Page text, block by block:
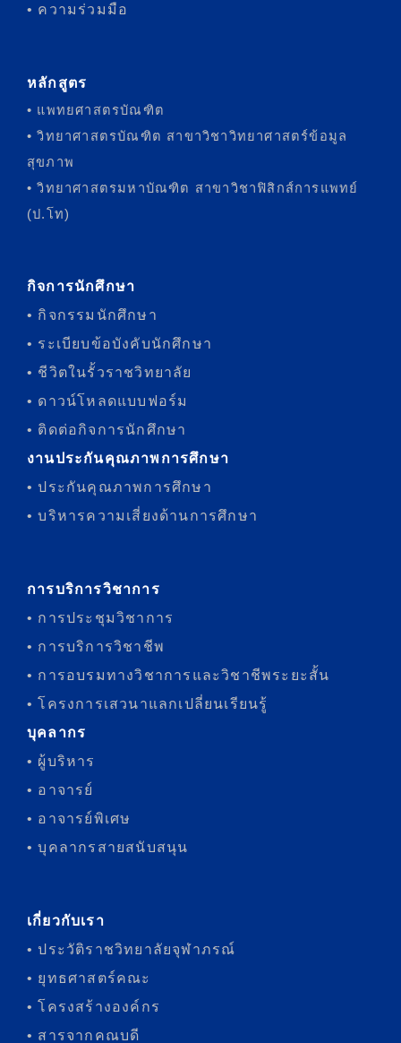
• ความร่วมมือ
หลักสูตร
• แพทยศาสตรบัณฑิต
• วิทยาศาสตรบัณฑิต สาขาวิชาวิทยาศาสตร์ข้อมูล
สุขภาพ
• วิทยาศาสตรมหาบัณฑิต สาขาวิชาฟิสิกส์การแพทย์
(ป.โท)
กิจการนักศึกษา
• กิจกรรมนักศึกษา
• ระเบียบข้อบังคับนักศึกษา
• ชีวิตในรั้วราชวิทยาลัย
• ดาวน์โหลดแบบฟอร์ม
• ติดต่อกิจการนักศึกษา
งานประกันคุณภาพการศึกษา
• ประกันคุณภาพการศึกษา
• บริหารความเสี่ยงด้านการศึกษา
การบริการวิชาการ
• การประชุมวิชาการ
• การบริการวิชาชีพ
• การอบรมทางวิชาการและวิชาชีพระยะสั้น
• โครงการเสวนาแลกเปลี่ยนเรียนรู้
บุคลากร
• ผู้บริหาร
• อาจารย์
• อาจารย์พิเศษ
• บุคลากรสายสนับสนุน
เกี่ยวกับเรา
• ประวัติราชวิทยาลัยจุฬาภรณ์
• ยุทธศาสตร์คณะ
• โครงสร้างองค์กร
• สารจากคณบดี